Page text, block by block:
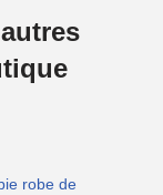
robe de